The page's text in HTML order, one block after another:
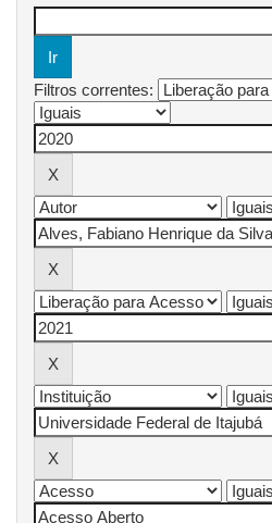
Filtros correntes: